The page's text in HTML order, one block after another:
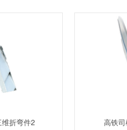
折弯件2 高铁